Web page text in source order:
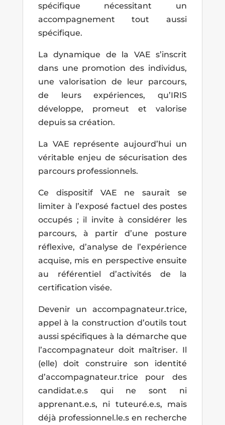
spécifique nécessitant un
accompagnement tout aussi
spécifique.
La dynamique de la VAE s’inscrit
dans une promotion des individus,
une valorisation de leur parcours,
de leurs expériences, qu’IRIS
développe, promeut et valorise
depuis sa création.
La VAE représente aujourd’hui un
véritable enjeu de sécurisation des
parcours professionnels.
Ce dispositif VAE ne saurait se
limiter à l’exposé factuel des postes
occupés ; il invite à considérer les
parcours, à partir d’une posture
réflexive, d’analyse de l’expérience
acquise, mis en perspective ensuite
au référentiel d’activités de la
certification visée.
Devenir un accompagnateur.trice,
appel à la construction d’outils tout
aussi spécifiques à la démarche que
l’accompagnateur doit maîtriser. Il
(elle) doit construire son identité
d’accompagnateur.trice pour des
candidat.e.s qui ne sont ni
apprenant.e.s, ni tuteuré.e.s, mais
déjà professionnel.le.s en recherche